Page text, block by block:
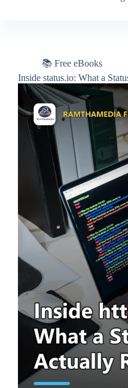
📚 Free eBooks
Inside status.io: What a